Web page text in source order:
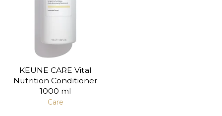
KEUNE CARE Vital
Nutrition Conditioner
1000 ml
Care